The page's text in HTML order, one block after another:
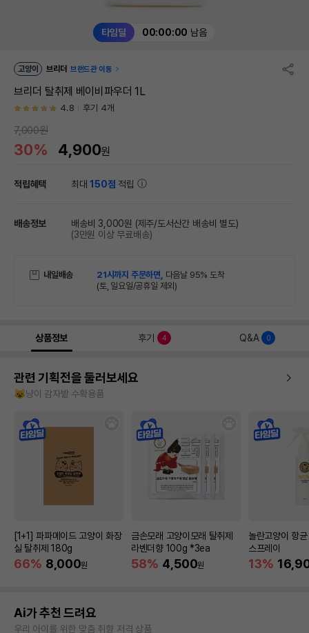
타임딜 00:00:00 남음
고양이 브리더 브랜드관 이동
브리더 탈취제 베이비파우더 1L
4.8 후기 4개
7,000원
30% 4,900원
적립혜택 최대150점 적립
배송정보 배송비 3,000원 (제주/도서산간 배송비 별도)
(3만원 이상 무료배송)
내일배송 21시까지 주문하면, 다음날 95% 도착
(토, 일요일/공휴일 제외)
상품정보 후기 4 Q&A 0
관련 기획전을 둘러보세요
😺냥이 감자밭 수확용품
[1+1] 파파메이드 고양이 화장
실 탈취제 180g
66% 8,000원
금손모래 고양이모래 탈취제
라벤더향 100g *3ea
58% 4,500원
놀란고양이 항
스프레이
13%
Ai가 추천 드려요
우리 아이를 위한 맞춤 취향 저격 상품